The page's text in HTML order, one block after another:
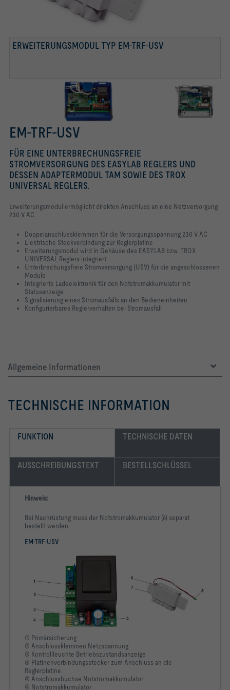
ERWEITERUNGSMODUL TYP EM-TRF-USV
EM-TRF-USV
FÜR EINE UNTERBRECHUNGSFREIE
STROMVERSORGUNG DES EASYLAB REGLERS UND
DESSEN ADAPTERMODUL TAM SOWIE DES TROX
UNIVERSAL REGLERS.
Erweiterungsmodul ermöglicht direkten Anschluss an eine Netzversorgung
230 V AC
Doppelanschlussklemmen für die Versorgungsspannung 230 V AC
Elektrische Steckverbindung zur Reglerplatine
Erweiterungsmodul wird in Gehäuse des EASYLAB bzw. TROX
UNIVERSAL Reglers integriert
Unterbrechungsfreie Stromversorgung (USV) für die angeschlossenen
Module
Integrierte Ladeelektronik für den Notstromakkumulator mit
Statusanzeige
Signalisierung eines Stromausfalls an den Bedieneinheiten
Konfigurierbares Reglerverhalten bei Stromausfall
Allgemeine Informationen
TECHNISCHE INFORMATION
FUNKTION TECHNISCHE DATEN
AUSSCHREIBUNGSTEXT BESTELLSCHLÜSSEL
EM-TRF-USV
① Primärsicherung
② Anschlussklemmen Netzspannung
③ Kontrollleuchte Betriebszustandsanzeige
④ Platinenverbindungsstecker zum Anschluss an die
Reglerplatine
⑤ Anschlussbuchse Notstromakkumulator
⑥ Notstromakkumulator
Hinweis:
Bei Nachrüstung muss der Notstromakkumulator (6) separat
bestellt werden.